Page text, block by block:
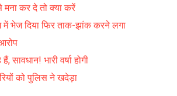
कर दे तो क्या करें
भेज दिया फिर ताक-झांक करने लगा
भारी वर्षा होगी
को पुलिस ने खदेड़ा